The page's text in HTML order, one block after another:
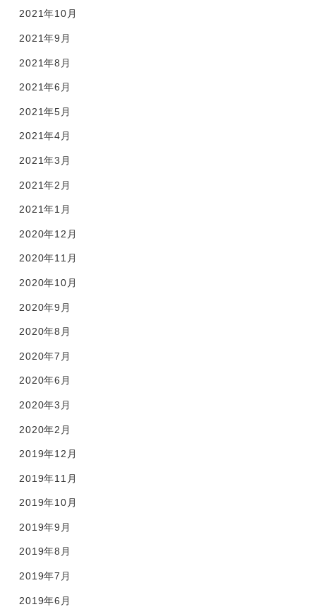
2021年10月
2021年9月
2021年8月
2021年6月
2021年5月
2021年4月
2021年3月
2021年2月
2021年1月
2020年12月
2020年11月
2020年10月
2020年9月
2020年8月
2020年7月
2020年6月
2020年3月
2020年2月
2019年12月
2019年11月
2019年10月
2019年9月
2019年8月
2019年7月
2019年6月